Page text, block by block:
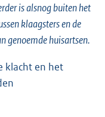
is alsnog buiten het
klaagsters en de
genoemde huisartsen.
klacht en het